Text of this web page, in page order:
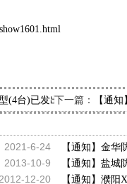
(4台)已发出，请单经理查
下一篇： 【通
2021-6-24
【通知】金华
2013-10-9 【通知】盐城
2012-12-20 【通知】濮阳